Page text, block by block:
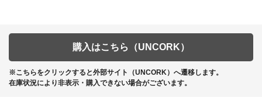
購入はこちら（UNCORK）
※こちらをクリックすると外部サイト（UNCORK）へ遷移します。
在庫状況により非表示・購入できない場合がございます。